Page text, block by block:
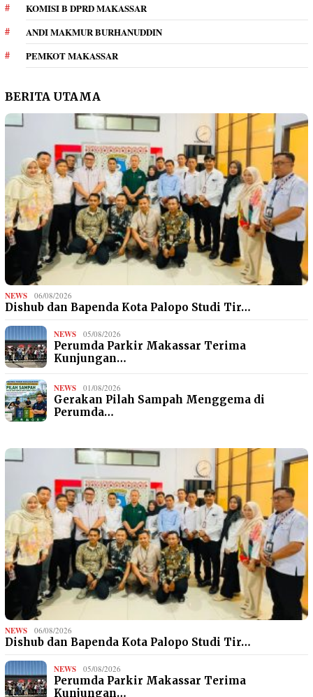
KOMISI B DPRD MAKASSAR
ANDI MAKMUR BURHANUDDIN
PEMKOT MAKASSAR
BERITA UTAMA
NEWS 06/08/2026
Dishub dan Bapenda Kota Palopo Studi Tir…
NEWS 05/08/2026
Perumda Parkir Makassar Terima
Kunjungan…
NEWS 01/08/2026
Gerakan Pilah Sampah Menggema di
Perumda…
NEWS 06/08/2026
Dishub dan Bapenda Kota Palopo Studi Tir…
NEWS 05/08/2026
Perumda Parkir Makassar Terima
Kunjungan…